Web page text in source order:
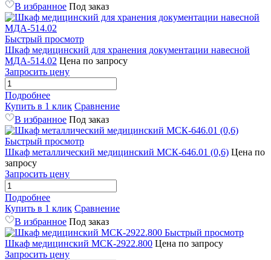
В избранное Под заказ
Быстрый просмотр
Шкаф медицинский для хранения документации навесной
МДА-514.02 Цена по запросу
Запросить цену
Подробнее
Купить в 1 клик Сравнение
В избранное Под заказ
Быстрый просмотр
Шкаф металлический медицинский МСК-646.01 (0,6) Цена по
запросу
Запросить цену
Подробнее
Купить в 1 клик Сравнение
В избранное Под заказ
Быстрый просмотр
Шкаф медицинский МСК-2922.800 Цена по запросу
Запросить цену